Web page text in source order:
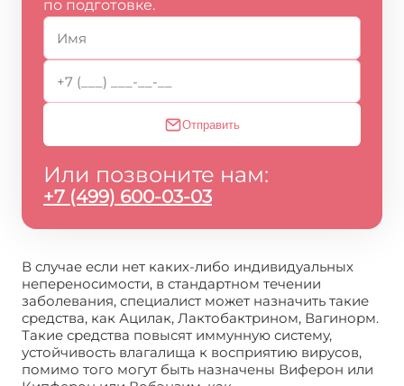
по подготовке.
Отправить
Или позвоните нам:
+7 (499) 600-03-03
В случае если нет каких-либо индивидуальных
непереносимости, в стандартном течении
заболевания, специалист может назначить такие
средства, как Ацилак, Лактобактрином, Вагинорм.
Такие средства повысят иммунную систему,
устойчивость влагалища к восприятию вирусов,
помимо того могут быть назначены Виферон или